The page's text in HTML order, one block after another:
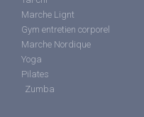
Marche Lignt
Gym entretien corporel
Marche Nordique
Yoga
Pilates
Zumba